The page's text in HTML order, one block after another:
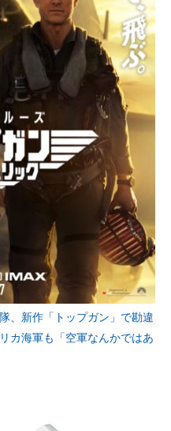
、新作「トップガン」で勘違
カ海軍も「空軍なんかではあ